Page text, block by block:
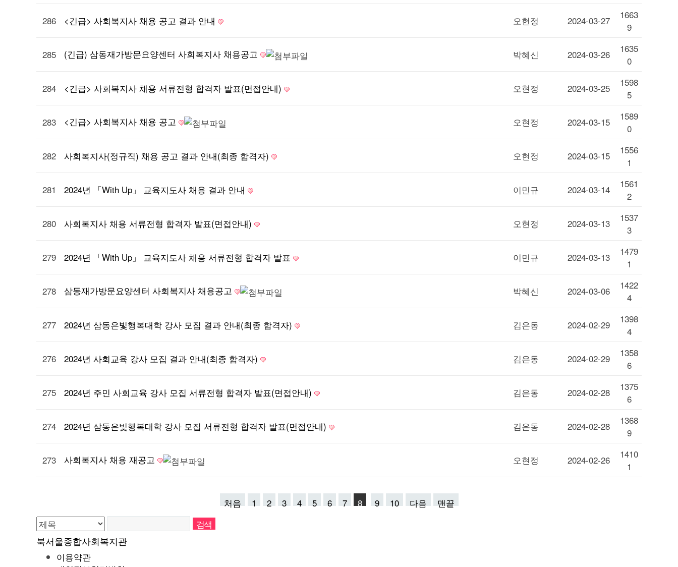
286 <긴급> 사회복지사 채용 공고 결과 안내 오현정 2024-03-27
1663
9
285 (긴급) 삼동재가방문요양센터 사회복지사 채용공고 박혜신 2024-03-26
1635
0
284 <긴급> 사회복지사 채용 서류전형 합격자 발표(면접안내) 오현정 2024-03-25
1598
5
283 <긴급> 사회복지사 채용 공고 오현정 2024-03-15
1589
0
282 사회복지사(정규직) 채용 공고 결과 안내(최종 합격자) 오현정 2024-03-15
1556
1
281 2024년 「With Up」 교육지도사 채용 결과 안내 이민규 2024-03-14
1561
2
280 사회복지사 채용 서류전형 합격자 발표(면접안내) 오현정 2024-03-13
1537
3
279 2024년 「With Up」 교육지도사 채용 서류전형 합격자 발표 이민규 2024-03-13
1479
1
278 삼동재가방문요양센터 사회복지사 채용공고 박혜신 2024-03-06
1422
4
277 2024년 삼동은빛행복대학 강사 모집 결과 안내(최종 합격자) 김은동 2024-02-29
1398
4
276 2024년 사회교육 강사 모집 결과 안내(최종 합격자) 김은동 2024-02-29
1358
6
275 2024년 주민 사회교육 강사 모집 서류전형 합격자 발표(면접안내) 김은동 2024-02-28
1375
6
274 2024년 삼동은빛행복대학 강사 모집 서류전형 합격자 발표(면접안내) 김은동 2024-02-28
1368
9
273 사회복지사 채용 재공고 오현정 2024-02-26
1410
1
처음 1 2 3 4 5 6 7 8 9 10 다음 맨끝
북서울종합사회복지관
이용약관